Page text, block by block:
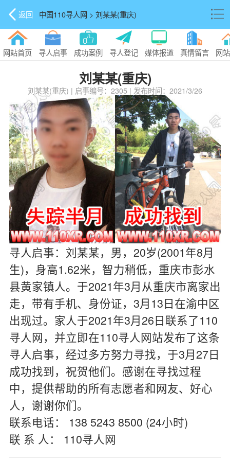
返回 中国110寻人网 > 刘某某(重庆)
网站首页 寻人启事 成功案例 寻人登记 媒体报道 真情留言 网
刘某某(重庆)
刘某某(重庆) | 启事编号：2305 | 发布时间：2021/3/26
寻人启事：刘某某，男，20岁(2001年8月
生)，身高1.62米，智力稍低，重庆市彭水
县黄家镇人。于2021年3月从重庆市离家出
走，带有手机、身份证，3月13日在渝中区
出现过。家人于2021年3月26日联系了110
寻人网，并立即在110寻人网站发布了这条
寻人启事，经过多方努力寻找，于3月27日
成功找到，祝贺他们。感谢在寻找过程
中，提供帮助的所有志愿者和网友、好心
人，谢谢你们。
联系电话： 138 5243 8500 (24小时)
联 系 人： 110寻人网